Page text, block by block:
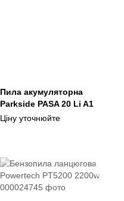
Пила акумуляторна
Parkside PASA 20 Li A1
Ціну уточнюйте